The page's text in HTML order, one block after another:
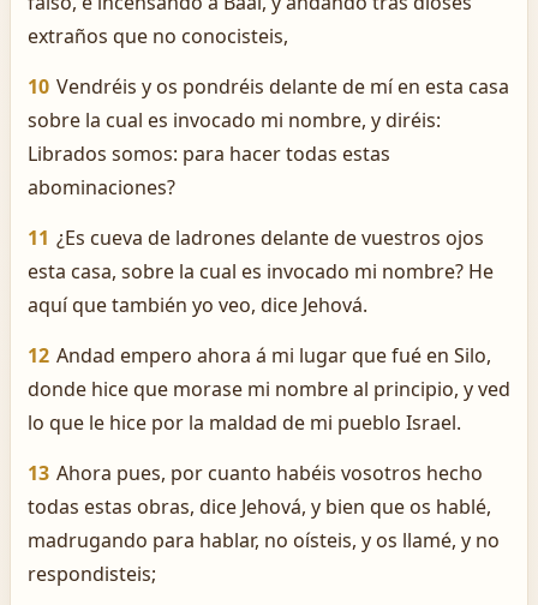
extraños que no conocisteis,
10 Vendréis y os pondréis delante de mí en esta casa
sobre la cual es invocado mi nombre, y diréis:
Librados somos: para hacer todas estas
abominaciones?
11 ¿Es cueva de ladrones delante de vuestros ojos
esta casa, sobre la cual es invocado mi nombre? He
aquí que también yo veo, dice Jehová.
12 Andad empero ahora á mi lugar que fué en Silo,
donde hice que morase mi nombre al principio, y ved
lo que le hice por la maldad de mi pueblo Israel.
13 Ahora pues, por cuanto habéis vosotros hecho
todas estas obras, dice Jehová, y bien que os hablé,
madrugando para hablar, no oísteis, y os llamé, y no
respondisteis;